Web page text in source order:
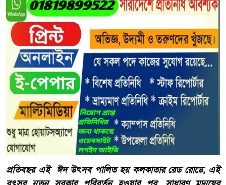
প্রতিবছর এই ঈদ উৎসব পালিত হয় কলকাতার রেড রোডে, এই